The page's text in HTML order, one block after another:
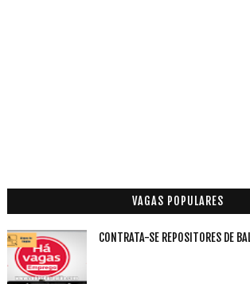
VAGAS POPULARES
CONTRATA-SE REPOSITORES DE